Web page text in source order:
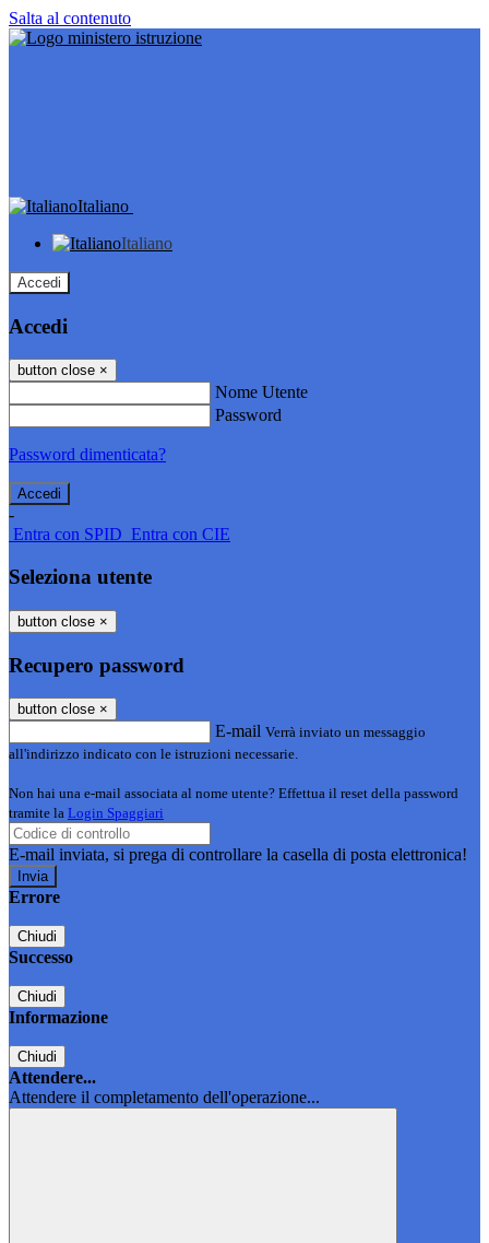
Salta al contenuto
Italiano
Italiano
Accedi
Accedi
button close ×
Nome Utente
Password
Password dimenticata?
-
Entra con SPID Entra con CIE
Seleziona utente
button close ×
Recupero password
button close ×
E-mail Verrà inviato un messaggio
all'indirizzo indicato con le istruzioni necessarie.
Non hai una e-mail associata al nome utente? Effettua il reset della password
tramite la Login Spaggiari
E-mail inviata, si prega di controllare la casella di posta elettronica!
Errore
Chiudi
Successo
Chiudi
Informazione
Chiudi
Attendere...
Attendere il completamento dell'operazione...